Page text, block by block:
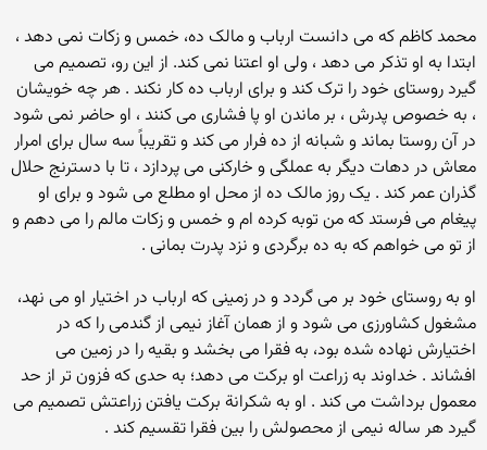
محمد کاظم که می دانست ارباب و مالک ده، خمس و زکات نمی دهد ،
ابتدا به او تذکر می دهد ، ولی او اعتنا نمی کند. از این رو، تصمیم می
گیرد روستای خود را ترک کند و برای ارباب ده کار نکند . هر چه خویشان
، به خصوص پدرش ، بر ماندن او پا فشاری می کنند ، او حاضر نمی شود
در آن روستا بماند و شبانه از ده فرار می کند و تقریباً سه سال برای امرار
معاش در دهات دیگر به عملگی و خارکنی می پردازد ، تا با دسترنج حلال
گذران عمر کند . یک روز مالک ده از محل او مطلع می شود و برای او
پیغام می فرستد که من توبه کرده ام و خمس و زکات مالم را می دهم و
از تو می خواهم که به ده برگردی و نزد پدرت بمانی .
او به روستای خود بر می گردد و در زمینی که ارباب در اختیار او می نهد،
مشغول کشاورزی می شود و از همان آغاز نیمی از گندمی را که در
اختیارش نهاده شده بود، به فقرا می بخشد و بقیه را در زمین می
افشاند . خداوند به زراعت او برکت می دهد؛ به حدی که فزون تر از حد
معمول برداشت می کند . او به شکرانة برکت یافتن زراعتش تصمیم می
گیرد هر ساله نیمی از محصولش را بین فقرا تقسیم کند .